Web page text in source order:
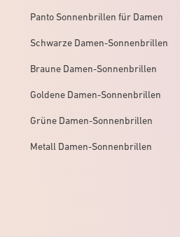
Panto Sonnenbrillen für Damen
Schwarze Damen-Sonnenbrillen
Braune Damen-Sonnenbrillen
Goldene Damen-Sonnenbrillen
Grüne Damen-Sonnenbrillen
Metall Damen-Sonnenbrillen